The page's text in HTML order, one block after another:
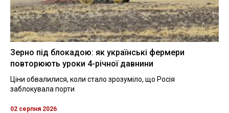
Зерно під блокадою: як українські фермери
повторюють уроки 4-річної давнини
Ціни обвалилися, коли стало зрозуміло, що Росія
заблокувала порти
02 серпня 2026